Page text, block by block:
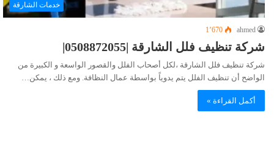
خدمات الشارقة
ahmed 1٬670
شركة تنظيف فلل الشارقة |0508872055|
شركة تنظيف فلل الشارقة ،لكل أصحاب الفلل والقصور الواسعة و الكبيرة من
الواضح أن تنظيف الفلل يتم يدوياً بواسطة عمال النظافة. ومع ذلك ، يمكن…
أكمل القراءة »